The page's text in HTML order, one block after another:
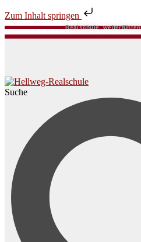
Zum Inhalt springen
Realschule,
Suche